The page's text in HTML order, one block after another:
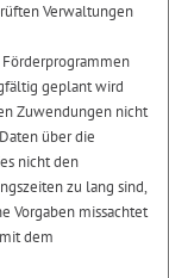
Verwaltungen
geplant wird
Zuwendungen nicht
über die
nicht den
zu lang sind,
Vorgaben missachtet
dem